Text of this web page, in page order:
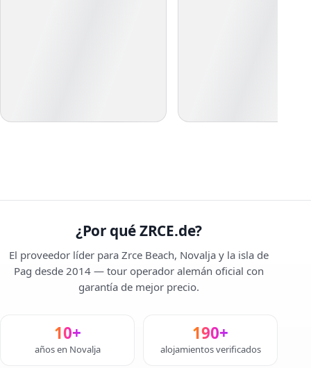
¿Por qué ZRCE.de?
El proveedor líder para Zrce Beach, Novalja y la isla de
Pag desde 2014 — tour operador alemán oficial con
garantía de mejor precio.
10+
años en Novalja
190+
alojamientos verificados